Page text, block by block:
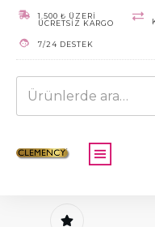
1.500 ₺ ÜZERİ
ÜCRETSİZ KARGO
7/24 DESTEK
Ara: